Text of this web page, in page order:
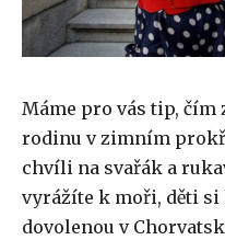
Máme pro vás tip, čím
rodinu v zimním
chvíli na svařák a
vyrážíte k moři, děti
dovolenou v